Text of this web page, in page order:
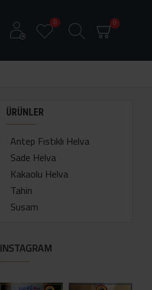
0 0
ÜRÜNLER
Antep Fıstıklı Helva
Sade Helva
Kakaolu Helva
Tahin
Susam
INSTAGRAM